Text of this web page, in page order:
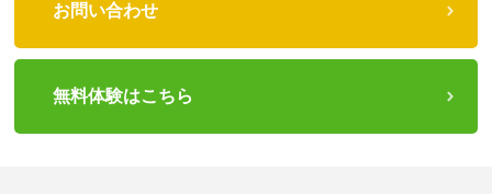
お問い合わせ
無料体験はこちら